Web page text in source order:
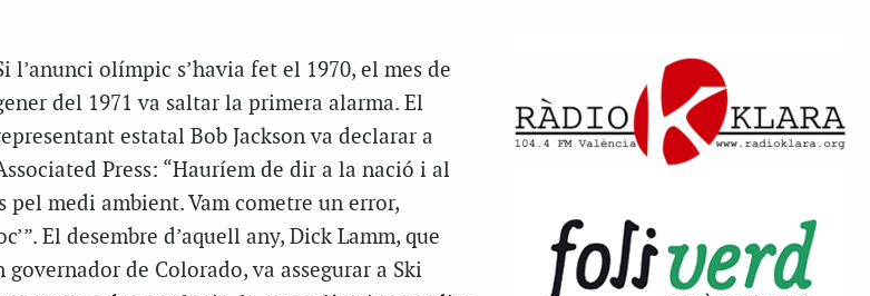
l’anunci olímpic s’havia fet el 1970, el mes de
del 1971 va saltar la primera alarma. El
estatal Bob Jackson va declarar a
Press: “Hauríem de dir a la nació i al
pel medi ambient. Vam cometre un error,
El desembre d’aquell any, Dick Lamm, que
de Colorado, va assegurar a Ski